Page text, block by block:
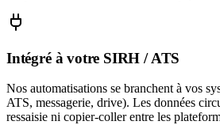
Intégré à votre SIRH / ATS
Nos automatisations se branchent à vos
ATS, messagerie, drive). Les données
ressaisie ni copier-coller entre les